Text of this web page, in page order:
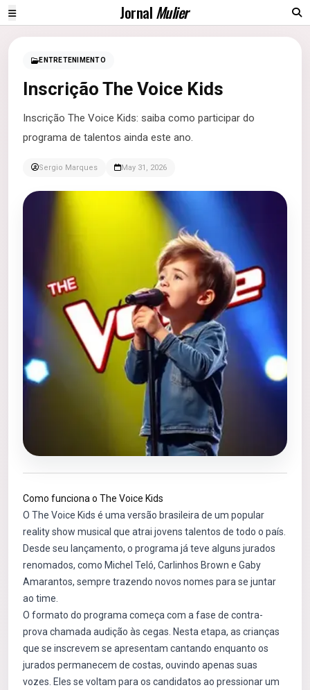
JornalMulier
ENTRETENIMENTO
Inscrição The Voice Kids
Inscrição The Voice Kids: saiba como participar do
programa de talentos ainda este ano.
Sergio Marques May 31, 2026
Como funciona o The Voice Kids
O The Voice Kids é uma versão brasileira de um popular
reality show musical que atrai jovens talentos de todo o país.
Desde seu lançamento, o programa já teve alguns jurados
renomados, como Michel Teló, Carlinhos Brown e Gaby
Amarantos, sempre trazendo novos nomes para se juntar
ao time.
O formato do programa começa com a fase de contra-
prova chamada audição às cegas. Nesta etapa, as crianças
que se inscrevem se apresentam cantando enquanto os
jurados permanecem de costas, ouvindo apenas suas
vozes. Eles se voltam para os candidatos ao pressionar um